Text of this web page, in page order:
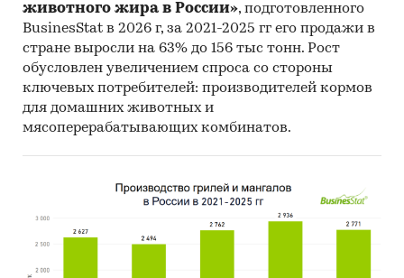
животного жира в России», подготовленного
BusinesStat в 2026 г, за 2021-2025 гг его продажи в
стране выросли на 63% до 156 тыс тонн. Рост
обусловлен увеличением спроса со стороны
ключевых потребителей: производителей кормов
для домашних животных и
мясоперерабатывающих комбинатов.